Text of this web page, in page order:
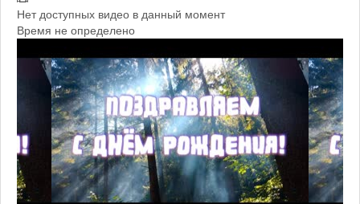
Нет доступных видео в данный момент
Время не определено